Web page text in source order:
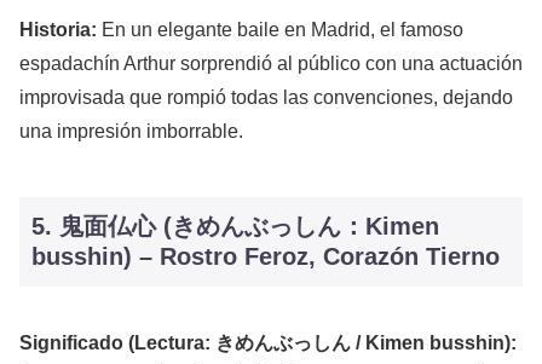
Historia: En un elegante baile en Madrid, el famoso
espadachín Arthur sorprendió al público con una actuación
improvisada que rompió todas las convenciones, dejando
una impresión imborrable.
5. 鬼面仏心 (きめんぶっしん：Kimen
busshin) – Rostro Feroz, Corazón Tierno
Significado (Lectura: きめんぶっしん / Kimen busshin):